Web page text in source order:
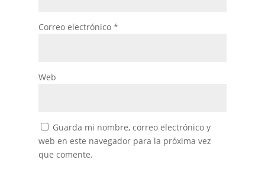
Correo electrónico *
Web
Guarda mi nombre, correo electrónico y
web en este navegador para la próxima vez
que comente.